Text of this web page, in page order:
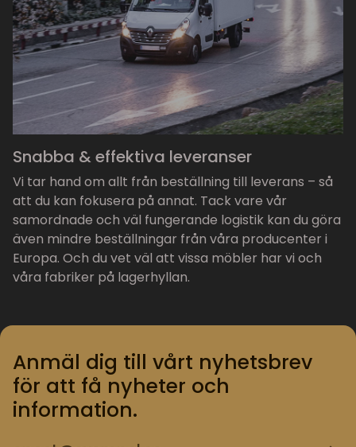
Snabba & effektiva leveranser
Vi tar hand om allt från beställning till leverans – så
att du kan fokusera på annat. Tack vare vår
samordnade och väl fungerande logistik kan du göra
även mindre beställningar från våra producenter i
Europa. Och du vet väl att vissa möbler har vi och
våra fabriker på lagerhyllan.
Anmäl dig till vårt nyhetsbrev
för att få nyheter och
information.